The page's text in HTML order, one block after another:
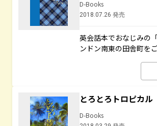
D-Books
2018.07.26 発売
英会話本でおなじみの
ンドン南東の田舎町を
とろとろトロピカ
D-Books